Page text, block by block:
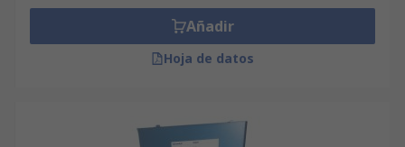
Añadir
Hoja de datos